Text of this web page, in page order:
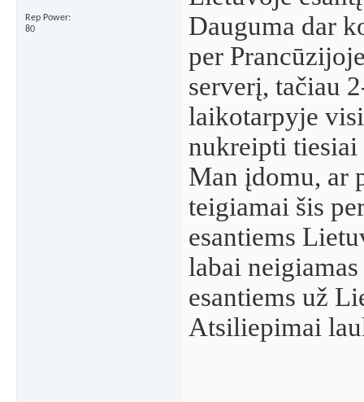
Rep Power
80
Dauguma dar
per
serverį, tačiau
laikotarpyje
nukreipti
Man įdomu, ar
teigiamai šis
esantiems
labai
esantiems už
Atsiliepimai